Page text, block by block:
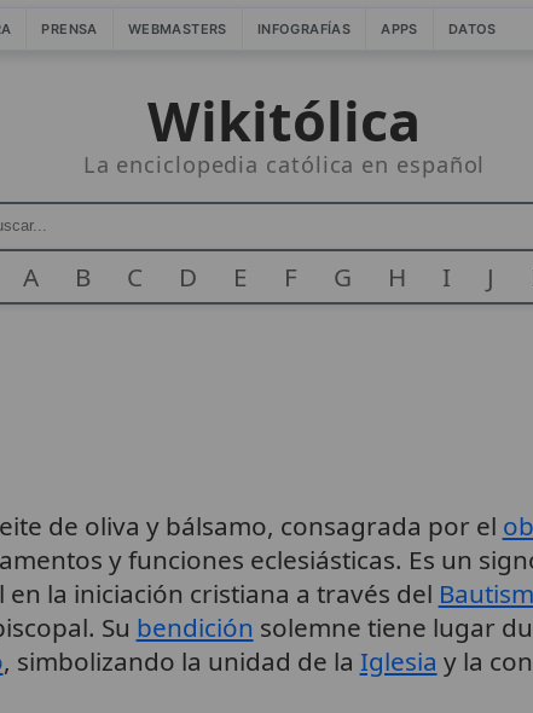
PRENSA WEBMASTERS INFOGRAFÍAS APPS DATOS
Wikitólica
La enciclopedia católica en español
A B C D E F G H I J
de oliva y bálsamo, consagrada por el
y funciones eclesiásticas. Es un
la iniciación cristiana a través del
Su bendición solemne tiene lugar
, simbolizando la unidad de la Iglesia y la